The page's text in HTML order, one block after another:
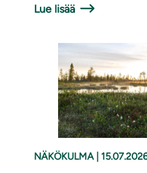
Lue lisää
NÄKÖKULMA